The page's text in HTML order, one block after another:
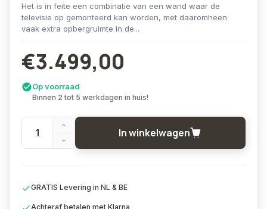
Het is in feite een combinatie van een wand waar de
televisie op gemonteerd kan worden, met daaromheen
vaak extra opbergruimte in de...
€3.499,00
Op voorraad
Binnen 2 tot 5 werkdagen in huis!
In winkelwagen
GRATIS Levering in NL & BE
Achteraf betalen met Klarna